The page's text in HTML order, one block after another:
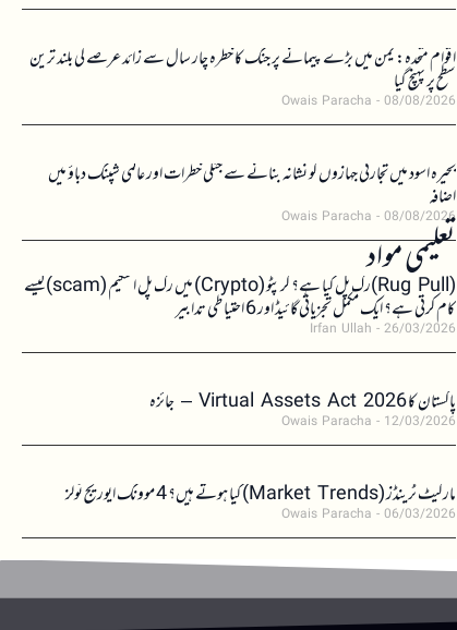
اقوام متحدہ: یمن میں بڑے پیمانے پر جنگ کا خطرہ چار سال سے زائد عرصے کی بلند ترین
سطح پر پہنچ گیا
Owais Paracha 08/08/2026
بحیرہ اسود میں تجارتی جہازوں کو نشانہ بنانے سے جنگی خطرات اور عالمی شپنگ دباؤ میں
اضافہ
Owais Paracha 08/08/2026
تعلیمی مواد (Rug Pull)رگ پل کیا ہے؟ کرپٹو (Crypto) میں رگ پل اسکیم (scam)کیسے
کام کرتی ہے؟ ایک مکمل تجزیاتی گائیڈ اور 6 احتیاطی تدابیر
Irfan Ullah 26/03/2026
پاکستان کا Virtual Assets Act 2026 – جائزہ
Owais Paracha 12/03/2026
مارکیٹ ٹرینڈز (Market Trends) کیا ہوتے ہیں؟ 4 موونگ ایوریج ٹولز
Owais Paracha 06/03/2026